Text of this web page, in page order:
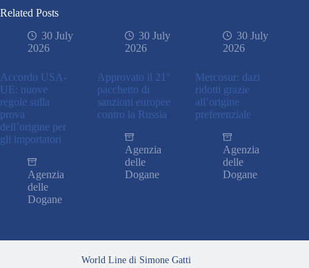
Related Posts
30 July
2026
Accordo USA-
UE: nuove
regole sulla
prova
dell’origine per
gli importatori
Agenzia
delle
Dogane
30 July
2026
Approvato il 21°
pacchetto di
sanzioni europee
contro la Russia
Agenzia
delle
Dogane
30 July
2026
Mercosur: dazi
ridotti grazie
all’origine
preferenziale
Agenzia
delle
Dogane
World Line di Simone Gatti